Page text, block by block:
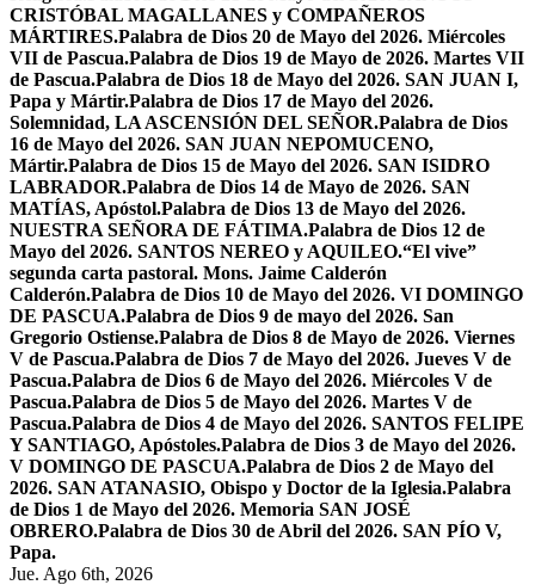
CRISTÓBAL MAGALLANES y COMPAÑEROS
MÁRTIRES.Palabra de Dios 20 de Mayo del 2026. Miércoles
VII de Pascua.Palabra de Dios 19 de Mayo de 2026. Martes VII
de Pascua.Palabra de Dios 18 de Mayo del 2026. SAN JUAN I,
Papa y Mártir.Palabra de Dios 17 de Mayo del 2026.
Solemnidad, LA ASCENSIÓN DEL SEÑOR.Palabra de Dios
16 de Mayo del 2026. SAN JUAN NEPOMUCENO,
Mártir.Palabra de Dios 15 de Mayo del 2026. SAN ISIDRO
LABRADOR.Palabra de Dios 14 de Mayo de 2026. SAN
MATÍAS, Apóstol.Palabra de Dios 13 de Mayo del 2026.
NUESTRA SEÑORA DE FÁTIMA.Palabra de Dios 12 de
Mayo del 2026. SANTOS NEREO y AQUILEO.“El vive”
segunda carta pastoral. Mons. Jaime Calderón
Calderón.Palabra de Dios 10 de Mayo del 2026. VI DOMINGO
DE PASCUA.Palabra de Dios 9 de mayo del 2026. San
Gregorio Ostiense.Palabra de Dios 8 de Mayo de 2026. Viernes
V de Pascua.Palabra de Dios 7 de Mayo del 2026. Jueves V de
Pascua.Palabra de Dios 6 de Mayo del 2026. Miércoles V de
Pascua.Palabra de Dios 5 de Mayo del 2026. Martes V de
Pascua.Palabra de Dios 4 de Mayo del 2026. SANTOS FELIPE
Y SANTIAGO, Apóstoles.Palabra de Dios 3 de Mayo del 2026.
V DOMINGO DE PASCUA.Palabra de Dios 2 de Mayo del
2026. SAN ATANASIO, Obispo y Doctor de la Iglesia.Palabra
de Dios 1 de Mayo del 2026. Memoria SAN JOSÉ
OBRERO.Palabra de Dios 30 de Abril del 2026. SAN PÍO V,
Papa.
Jue. Ago 6th, 2026